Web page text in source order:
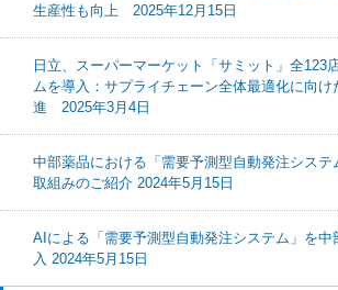
生産性も向上 2025年12月15日
日立、スーパーマーケット「サミット」全123
ムを導入：サプライチェーン全体最適化に向け
進 2025年3月4日
中部薬品における「需要予測型自動発注システ
取組みのご紹介 2024年5月15日
AIによる「需要予測型自動発注システム」を中
入 2024年5月15日